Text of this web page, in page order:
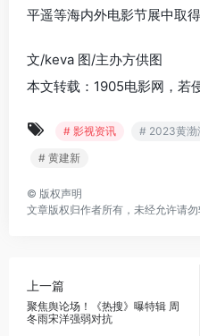
平遥等海内外电影节展中取
文/keva 图/主办方供图
本文转载：1905电影网，若
# 影视资讯 # 2023黄渤
# 黄建新
© 版权声明
文章版权归作者所有，未经允许请勿
上一篇
聚焦舆论场！《热搜》曝特辑 周
冬雨宋洋强弱对抗